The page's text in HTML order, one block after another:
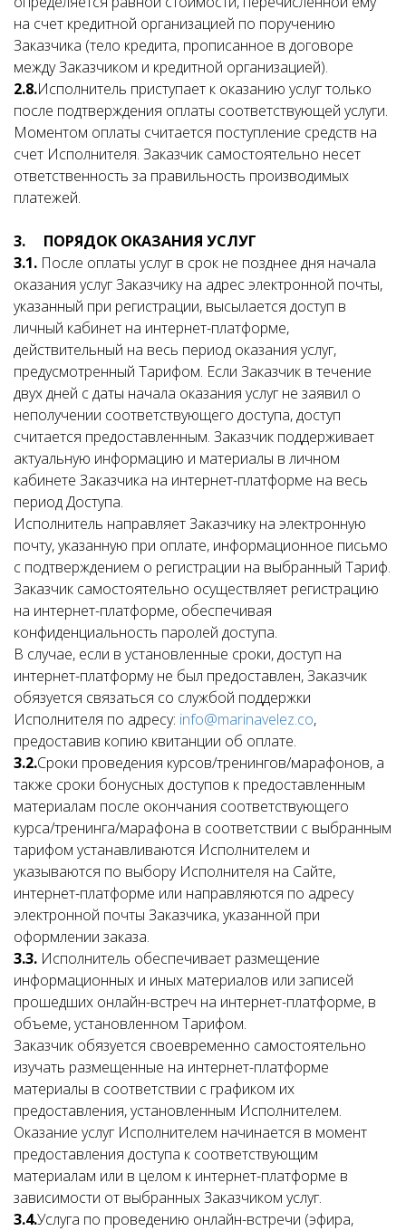
на счет кредитной организацией по поручению
Заказчика (тело кредита, прописанное в договоре
между Заказчиком и кредитной организацией).
2.8.Исполнитель приступает к оказанию услуг только
после подтверждения оплаты соответствующей услуги.
Моментом оплаты считается поступление средств на
счет Исполнителя. Заказчик самостоятельно несет
ответственность за правильность производимых
платежей.
3. ПОРЯДОК ОКАЗАНИЯ УСЛУГ
3.1. После оплаты услуг в срок не позднее дня начала
оказания услуг Заказчику на адрес электронной почты,
указанный при регистрации, высылается доступ в
личный кабинет на интернет-платформе,
действительный на весь период оказания услуг,
предусмотренный Тарифом. Если Заказчик в течение
двух дней с даты начала оказания услуг не заявил о
неполучении соответствующего доступа, доступ
считается предоставленным. Заказчик поддерживает
актуальную информацию и материалы в личном
кабинете Заказчика на интернет-платформе на весь
период Доступа.
Исполнитель направляет Заказчику на электронную
почту, указанную при оплате, информационное письмо
с подтверждением о регистрации на выбранный Тариф.
Заказчик самостоятельно осуществляет регистрацию
на интернет-платформе, обеспечивая
конфиденциальность паролей доступа.
В случае, если в установленные сроки, доступ на
интернет-платформу не был предоставлен, Заказчик
обязуется связаться со службой поддержки
Исполнителя по адресу: info@marinavelez.co,
предоставив копию квитанции об оплате.
3.2.Сроки проведения курсов/тренингов/марафонов, а
также сроки бонусных доступов к предоставленным
материалам после окончания соответствующего
курса/тренинга/марафона в соответствии с выбранным
тарифом устанавливаются Исполнителем и
указываются по выбору Исполнителя на Сайте,
интернет-платформе или направляются по адресу
электронной почты Заказчика, указанной при
оформлении заказа.
3.3. Исполнитель обеспечивает размещение
информационных и иных материалов или записей
прошедших онлайн-встреч на интернет-платформе, в
объеме, установленном Тарифом.
Заказчик обязуется своевременно самостоятельно
изучать размещенные на интернет-платформе
материалы в соответствии с графиком их
предоставления, установленным Исполнителем.
Оказание услуг Исполнителем начинается в момент
предоставления доступа к соответствующим
материалам или в целом к интернет-платформе в
зависимости от выбранных Заказчиком услуг.
3.4.Услуга по проведению онлайн-встречи (эфира,